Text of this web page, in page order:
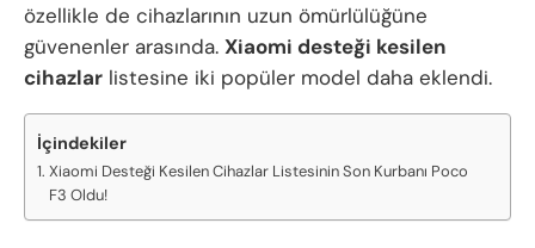
özellikle de cihazlarının uzun ömürlülüğüne
güvenenler arasında. Xiaomi desteği kesilen
cihazlar listesine iki popüler model daha eklendi.
İçindekiler
Xiaomi Desteği Kesilen Cihazlar Listesinin Son Kurbanı Poco
F3 Oldu!